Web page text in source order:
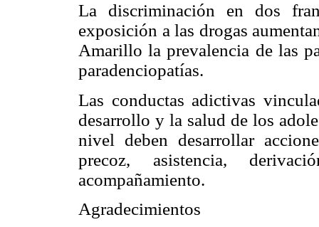
La discriminación en dos
exposición a las drogas
Amarillo la prevalencia de las
paradenciopatías.
Las conductas adictivas
desarrollo y la salud de los
nivel deben desarrollar
precoz, asistencia,
acompañamiento.
Agradecimientos